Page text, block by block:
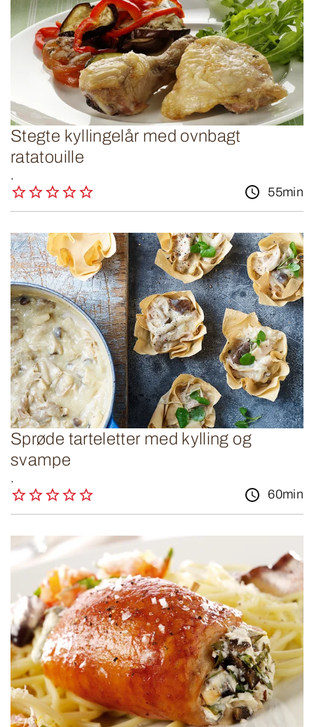
Stegte kyllingelår med ovnbagt
ratatouille
.
55min
Sprøde tarteletter med kylling og
svampe
.
60min